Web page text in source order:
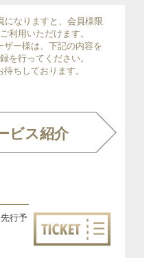
になりますと、会員様限
利用いただけます。
ー様は、下記の内容を
を行ってください。
ちしております。
ビス紹介
行予